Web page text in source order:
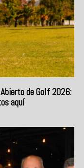
de Golf 2026:
aquí